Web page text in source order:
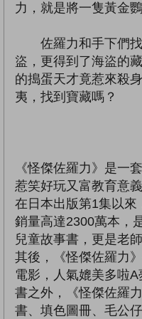
力，就是將一隻黃金
佐羅力和手下們找
盜，更得到了海盜的
的搗蛋天才竟惹來殺
夷，找到寶藏嗎？
《怪傑佐羅力》是一
惹笑好玩又富教育意
在日本出版第1集以
銷量高達2300萬本，
兒童故事書，更是老
其後，《怪傑佐羅力
電影，人氣媲美多啦
書之外，《怪傑佐羅
書、填色圖冊、毛公